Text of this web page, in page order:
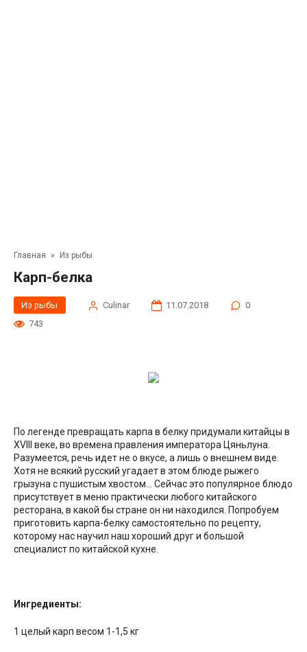
Главная » Из рыбы
Карп-белка
Из рыбы Сulinar 11.07.2018
0
743
По легенде превращать карпа в белку придумали китайцы в
XVIII веке, во времена правления императора Цяньлуна.
Разумеется, речь идет не о вкусе, а лишь о внешнем виде.
Хотя не всякий русский угадает в этом блюде рыжего
грызуна с пушистым хвостом… Сейчас это популярное блюдо
присутствует в меню практически любого китайского
ресторана, в какой бы стране он ни находился. Попробуем
приготовить карпа-белку самостоятельно по рецепту,
которому нас научил наш хороший друг и большой
специалист по китайской кухне.
Ингредиенты:
1 целый карп весом 1-1,5 кг